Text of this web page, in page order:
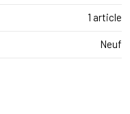
1 article
Neuf